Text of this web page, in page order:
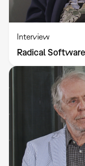
Interview
Radical